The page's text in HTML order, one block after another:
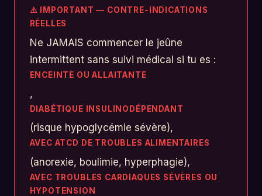
⚠️ IMPORTANT — CONTRE-INDICATIONS
RÉELLES
Ne JAMAIS commencer le jeûne
intermittent sans suivi médical si tu es :
ENCEINTE OU ALLAITANTE
,
DIABÉTIQUE INSULINODÉPENDANT
(risque hypoglycémie sévère),
AVEC ATCD DE TROUBLES ALIMENTAIRES
(anorexie, boulimie, hyperphagie),
AVEC TROUBLES CARDIAQUES SÉVÈRES OU
HYPOTENSION